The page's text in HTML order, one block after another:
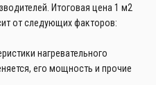
Итоговая цена 1 м2
от следующих факторов:
нагревательного
его мощность и прочие